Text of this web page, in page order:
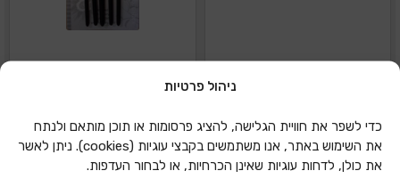
ניהול פרטיות
כדי לשפר את חוויית הגלישה, להציג פרסומות או תוכן מותאם ולנתח
את השימוש באתר, אנו משתמשים בקבצי עוגיות (cookies). ניתן לאשר
את כולן, לדחות עוגיות שאינן הכרחיות, או לבחור העדפות.
מידע נוסף
מכחול איכותי אקווהפיין
הוספה להצעת מחיר